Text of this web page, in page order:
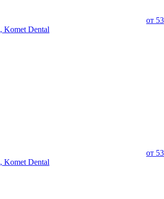
от
Komet Dental
от
Komet Dental